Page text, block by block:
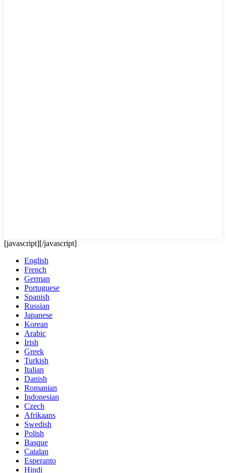
[javascript][/javascript]
English
French
German
Portuguese
Spanish
Russian
Japanese
Korean
Arabic
Irish
Greek
Turkish
Italian
Danish
Romanian
Indonesian
Czech
Afrikaans
Swedish
Polish
Basque
Catalan
Esperanto
Hindi